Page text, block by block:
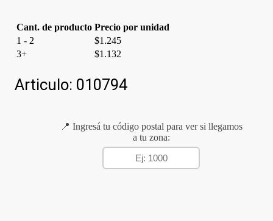
Cant. de producto Precio por unidad
1 - 2
$1.245
3+
$1.132
Articulo: 010794
📍 Ingresá tu código postal para ver si llegamos
a tu zona: